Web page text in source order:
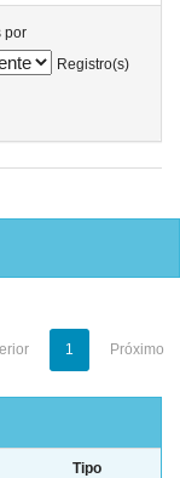
por
Registro(s)
1 Próximo
Tipo